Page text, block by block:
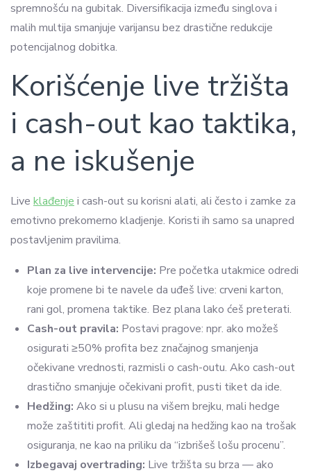
spremnošću na gubitak. Diversifikacija između singlova i
malih multija smanjuje varijansu bez drastične redukcije
potencijalnog dobitka.
Korišćenje live tržišta
i cash-out kao taktika,
a ne iskušenje
Live klađenje i cash-out su korisni alati, ali često i zamke za
emotivno prekomerno kladjenje. Koristi ih samo sa unapred
postavljenim pravilima.
Plan za live intervencije: Pre početka utakmice odredi
koje promene bi te navele da uđeš live: crveni karton,
rani gol, promena taktike. Bez plana lako ćeš preterati.
Cash-out pravila: Postavi pragove: npr. ako možeš
osigurati ≥50% profita bez značajnog smanjenja
očekivane vrednosti, razmisli o cash-outu. Ako cash-out
drastično smanjuje očekivani profit, pusti tiket da ide.
Hedžing: Ako si u plusu na višem brejku, mali hedge
može zaštititi profit. Ali gledaj na hedžing kao na trošak
osiguranja, ne kao na priliku da “izbrišeš lošu procenu”.
Izbegavaj overtrading: Live tržišta su brza — ako